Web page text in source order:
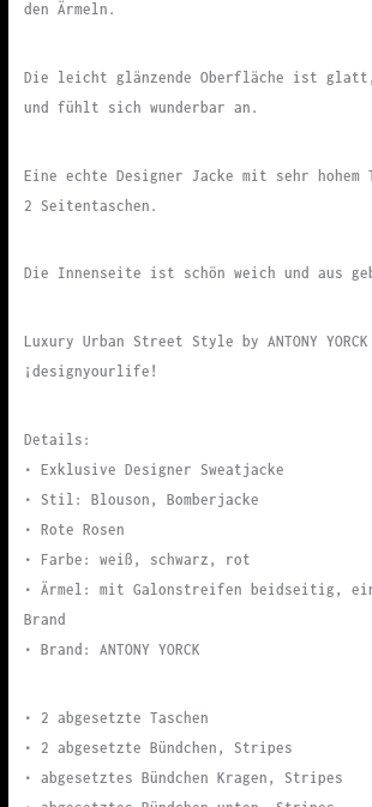
den Ärmeln.
Die leicht glänzende Oberfläche ist
und fühlt sich wunderbar an.
Eine echte Designer Jacke mit sehr hohem
2 Seitentaschen.
Die Innenseite ist schön weich und aus
Luxury Urban Street Style by ANTONY
¡designyourlife!
Details:
• Exklusive Designer Sweatjacke
• Stil: Blouson, Bomberjacke
• Rote Rosen
• Farbe: weiß, schwarz, rot
• Ärmel: mit Galonstreifen beidseitig,
Brand
• Brand: ANTONY YORCK
• 2 abgesetzte Taschen
• 2 abgesetzte Bündchen, Stripes
• abgesetztes Bündchen Kragen, Stripes